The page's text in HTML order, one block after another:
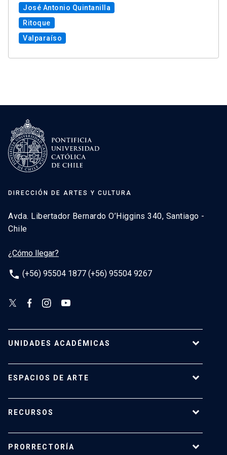
José Antonio Quintanilla
Ritoque
Valparaíso
DIRECCIÓN DE ARTES Y CULTURA
Avda. Libertador Bernardo O’Higgins 340, Santiago -
Chile
¿Cómo llegar?
phone (+56) 95504 1877 (+56) 95504 9267
UNIDADES ACADÉMICAS
Escuela de Arte
Escuela de Diseño
Facultad de Comunicaciones
ESPACIOS DE ARTE
Galería Macchina
Espacio Vilches
RECURSOS
PRORRECTORÍA